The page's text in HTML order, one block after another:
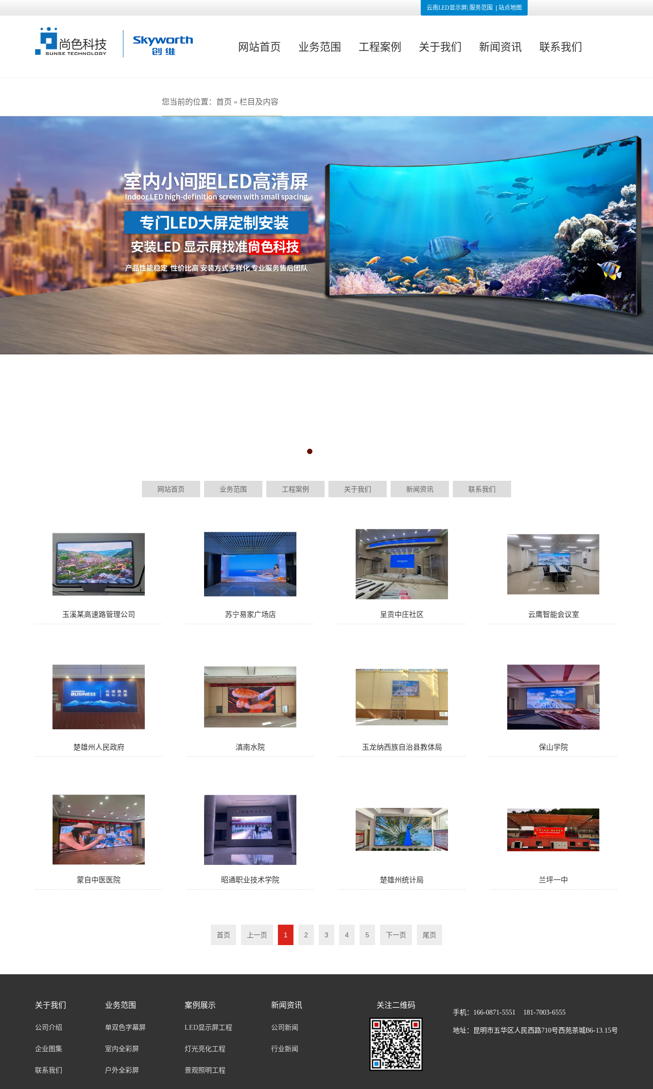
云南LED显示屏| 服务范围 站点地图
网站首页 业务范围 工程案例 关于我们 新闻资讯 联系我们
您当前的位置： 首页 » 栏目及内容
2
网站首页 业务范围 工程案例 关于我们 新闻资讯 联系我们
玉溪某高速路管理公司 苏宁易家广场店 呈贡中庄社区 云鹰智能会议室
楚雄州人民政府 滇南水院 玉龙纳西族自治县教体局 保山学院
蒙自中医医院 昭通职业技术学院 楚雄州统计局 兰坪一中
首页 上一页 1 2 3 4 5 下一页 尾页
关于我们
公司介绍
企业图集
联系我们
业务范围
单双色字幕屏
室内全彩屏
户外全彩屏
案例展示
LED显示屏工程
灯光亮化工程
景观照明工程
新闻资讯
公司新闻
行业新闻
关注二维码
手机：166-0871-5551 181-7003-6555
地址：昆明市五华区人民西路710号西苑茶城B6-13.15号